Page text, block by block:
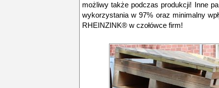
możliwy także podczas produkcji! Inne
wykorzystania w 97% oraz minimalny
RHEINZINK® w czołówce firm!